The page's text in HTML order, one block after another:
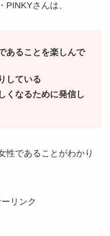
PINKYさんは、
あることを楽しんで
している
くなるために発信し
性であることがわかり
リンク